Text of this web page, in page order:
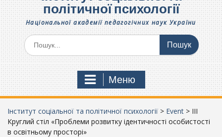
політичної психології
Національної академії педагогічних наук України
Шукати:
Меню
Інститут соціальної та політичної психології > Event > ІІІ
Круглий стіл «Проблеми розвитку ідентичності особистості
в освітньому просторі»